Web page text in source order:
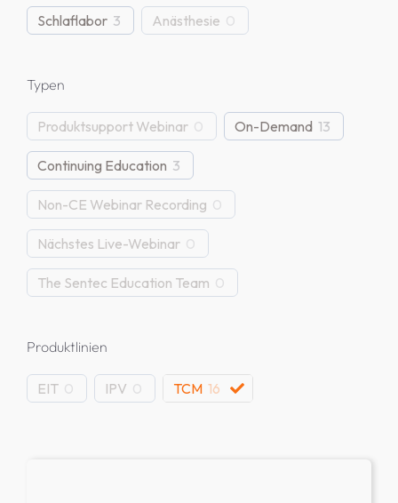
Schlaflabor 3 Anästhesie 0
Typen
Produktsupport Webinar 0 On-Demand 13
Continuing Education 3
Non-CE Webinar Recording 0
Nächstes Live-Webinar 0
The Sentec Education Team 0
Produktlinien
EIT 0 IPV 0 TCM 16
Messen & Kongresse
TCM-Produktsupport
IPV Produktsupport
EIT-Produktsupport